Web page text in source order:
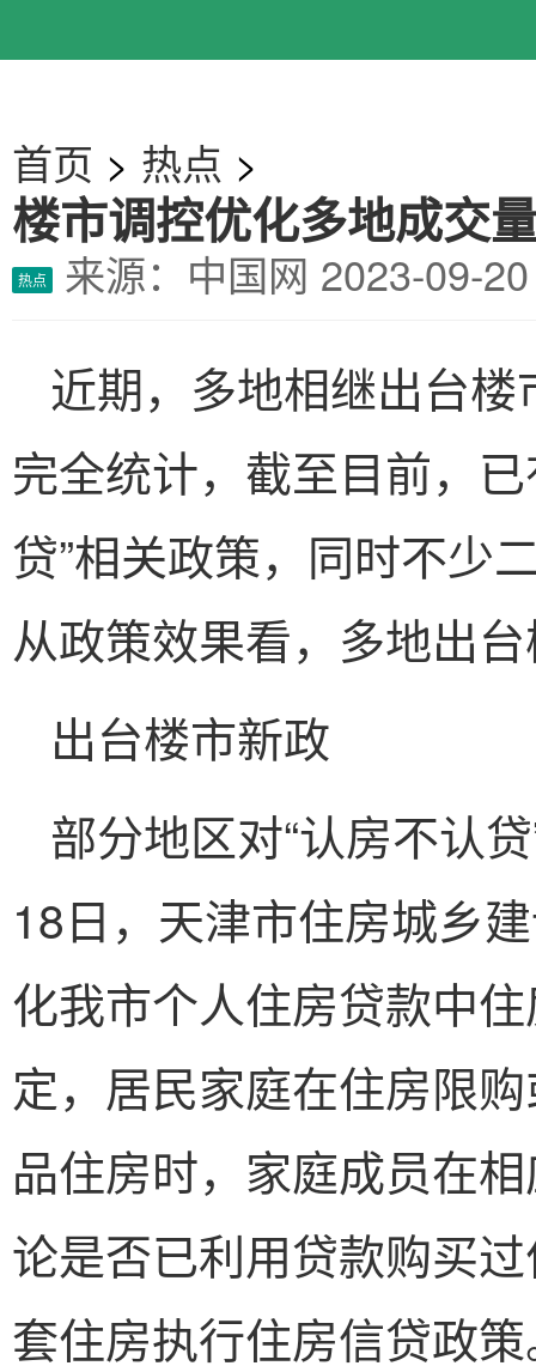
首页 > 热点 >
楼市调控优化多地成交
热点 来源：中国网 2023-09-
近期，多地相继出台
完全统计，截至目前，
贷”相关政策，同时不少
从政策效果看，多地出
出台楼市新政
部分地区对“认房不认
18日，天津市住房城乡
化我市个人住房贷款中
定，居民家庭在住房限
品住房时，家庭成员在
论是否已利用贷款购买
套住房执行住房信贷政